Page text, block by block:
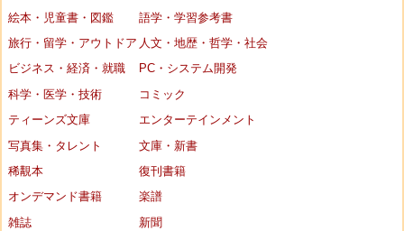
絵本・児童書・図鑑
語学・学習参考書
旅行・留学・アウトドア 人文・地歴・哲学・社会
ビジネス・経済・就職
PC・システム開発
科学・医学・技術
コミック
ティーンズ文庫
エンターテインメント
写真集・タレント
文庫・新書
稀覯本
復刊書籍
オンデマンド書籍
楽譜
雑誌
新聞